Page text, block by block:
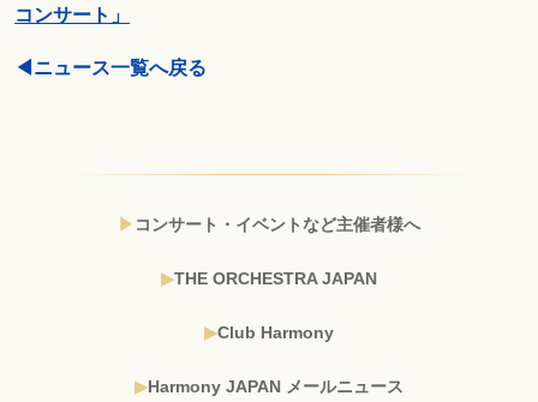
コンサート」
◀ニュース一覧へ戻る
コンサート・イベントなど主催者様へ
THE ORCHESTRA JAPAN
Club Harmony
Harmony JAPAN メールニュース